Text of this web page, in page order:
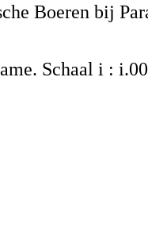
Boeren bij
Schaal i :